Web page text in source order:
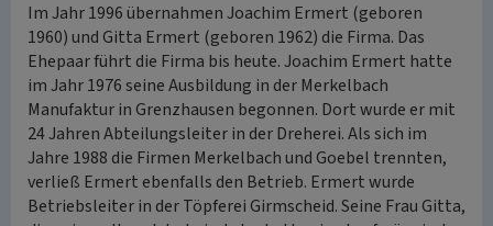
Im Jahr 1996 übernahmen Joachim Ermert (geboren
1960) und Gitta Ermert (geboren 1962) die Firma. Das
Ehepaar führt die Firma bis heute. Joachim Ermert hatte
im Jahr 1976 seine Ausbildung in der Merkelbach
Manufaktur in Grenzhausen begonnen. Dort wurde er mit
24 Jahren Abteilungsleiter in der Dreherei. Als sich im
Jahre 1988 die Firmen Merkelbach und Goebel trennten,
verließ Ermert ebenfalls den Betrieb. Ermert wurde
Betriebsleiter in der Töpferei Girmscheid. Seine Frau Gitta,